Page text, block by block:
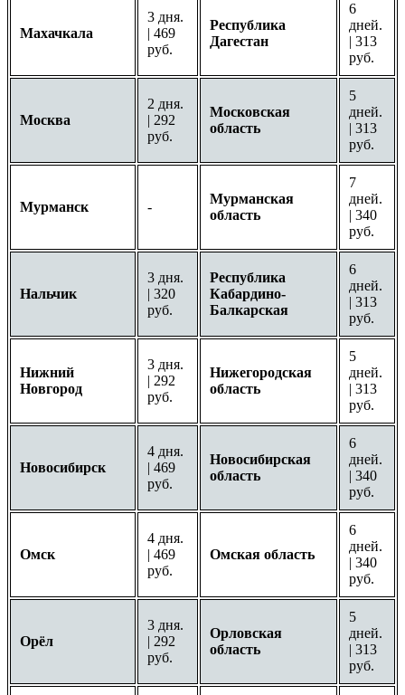
Махачкала
3 дня.
| 469
руб.
Республика
Дагестан
6
дней.
| 313
руб.
Москва
2 дня.
| 292
руб.
Московская
область
5
дней.
| 313
руб.
Мурманск -
Мурманская
область
7
дней.
| 340
руб.
Нальчик
3 дня.
| 320
руб.
Республика
Кабардино-
Балкарская
6
дней.
| 313
руб.
Нижний
Новгород
3 дня.
| 292
руб.
Нижегородская
область
5
дней.
| 313
руб.
Новосибирск
4 дня.
| 469
руб.
Новосибирская
область
6
дней.
| 340
руб.
Омск
4 дня.
| 469
руб.
Омская область
6
дней.
| 340
руб.
Орёл
3 дня.
| 292
руб.
Орловская
область
5
дней.
| 313
руб.